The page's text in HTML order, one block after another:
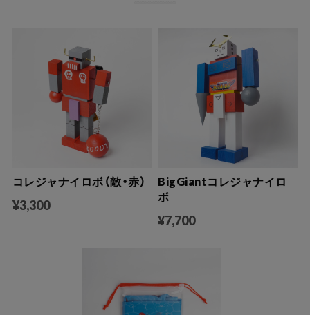
コレジャナイロボ（敵・赤）
¥3,300
BigGiantコレジャナイロ
ボ
¥7,700